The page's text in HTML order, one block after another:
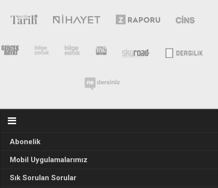
Abonelik
Mobil Uygulamalarımız
Sık Sorulan Sorular